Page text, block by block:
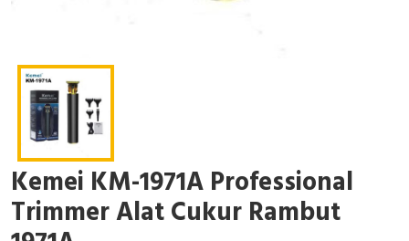
Kemei KM-1971A Professional
Trimmer Alat Cukur Rambut